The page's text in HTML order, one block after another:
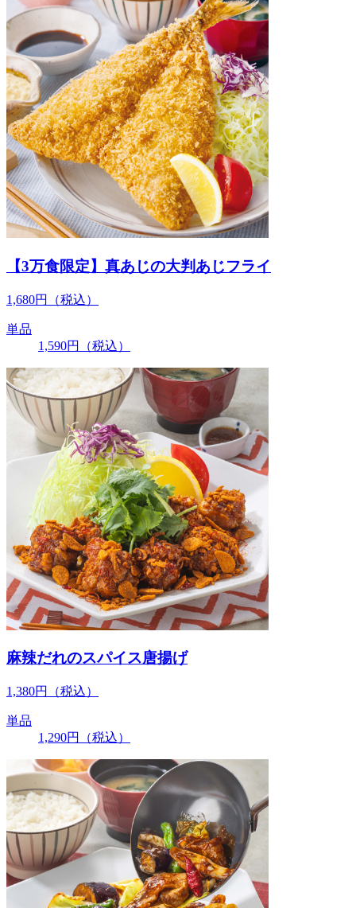
【3万食限定】真あじの大判あじフライ
1,680円 （税込）
単品
1,590円 （税込）
麻辣だれのスパイス唐揚げ
1,380円 （税込）
単品
1,290円 （税込）